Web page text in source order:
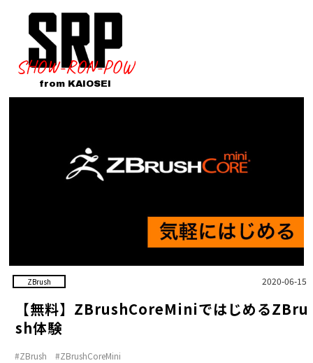
SHOW-RON-POW
from KAIOSEI
ZBrush 2020-06-15
【無料】ZBrushCoreMiniではじめるZBru
sh体験
ZBrush ZBrushCoreMini